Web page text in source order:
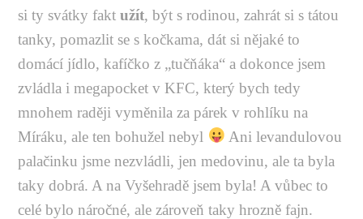
si ty svátky faktužít, být s rodinou, zahrát si s tátou
tanky, pomazlit se s kočkama, dát si nějaké to
domácí jídlo, kafíčko z „tučňáka“ a dokonce jsem
zvládla i megapocket v KFC, který bych tedy
mnohem raději vyměnila za párek v rohlíku na
Míráku, ale ten bohužel nebyl
Ani levandulovou
palačinku jsme nezvládli, jen medovinu, ale ta byla
taky dobrá. A na Vyšehradě jsem byla! A vůbec to
celé bylo náročné, ale zároveň taky hrozně fajn.